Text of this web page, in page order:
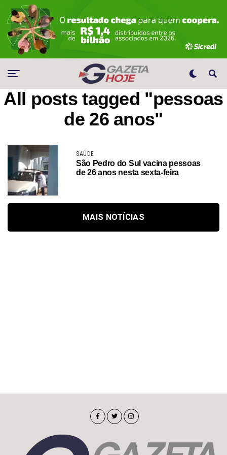
All posts tagged "pessoas
de 26 anos"
SAÚDE
São Pedro do Sul vacina pessoas
de 26 anos nesta sexta-feira
MAIS NOTÍCIAS